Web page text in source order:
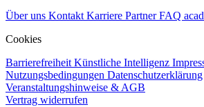
Über uns Kontakt Karriere PartnerFAQ
Cookies
Barrierefreiheit Künstliche Intelligenz
Nutzungsbedingungen Datenschutzerklärung
Veranstaltungshinweise & AGB
Vertrag widerrufen